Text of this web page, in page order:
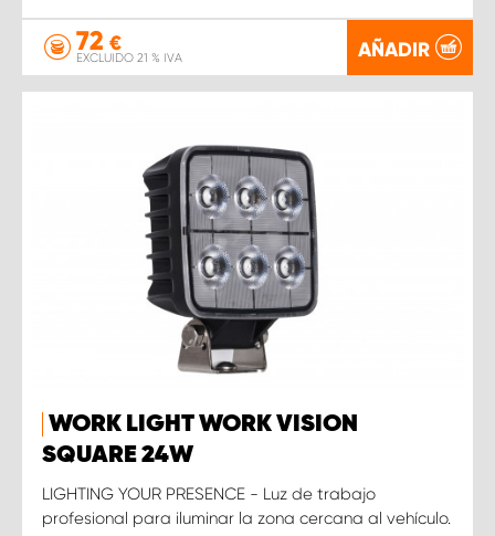
72 €
EXCLUIDO 21 % IVA AÑADIR
WORK LIGHT WORK VISION
SQUARE 24W
LIGHTING YOUR PRESENCE - Luz de trabajo
profesional para iluminar la zona cercana al vehículo.